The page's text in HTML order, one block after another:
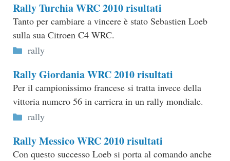
Rally Turchia WRC 2010 risultati
Tanto per cambiare a vincere è stato Sebastien Loeb
sulla sua Citroen C4 WRC.
Categorie
rally
Rally Giordania WRC 2010 risultati
Per il campionissimo francese si tratta invece della
vittoria numero 56 in carriera in un rally mondiale.
Categorie
rally
Rally Messico WRC 2010 risultati
Con questo successo Loeb si porta al comando anche